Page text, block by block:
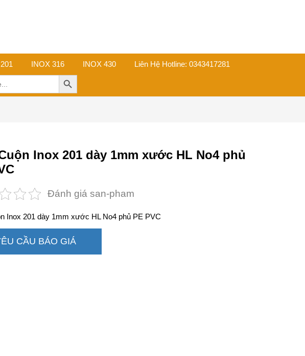
INOX 316 INOX 430 Liên Hệ Hotline: 0343417281
Search Button
Inox 201 dày 1mm xước HL No4 phủ
Đánh giá san-pham
Inox 201 dày 1mm xước HL No4 phủ PE PVC
CẦU BÁO GIÁ